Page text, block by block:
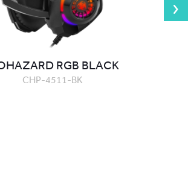
RGB BLACK
CHP-4511-BK